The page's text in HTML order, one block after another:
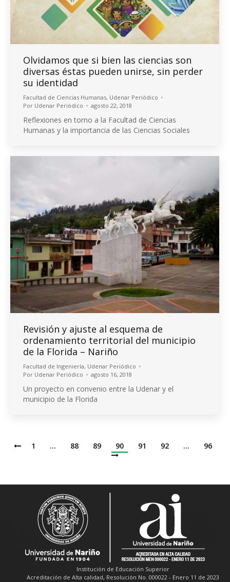
Olvidamos que si bien las ciencias son
diversas éstas pueden unirse, sin perder
su identidad
Facultad de Ciencias Humanas, Udenar Periódico
Por Udenar Periódico agosto 22, 2018
Reflexiones en torno a la Facultad de Ciencias
Humanas y la importancia de las Ciencias Sociales
Revisión y ajuste al esquema de
ordenamiento territorial del municipio
de la Florida – Nariño
Facultad de Ingeniería, Udenar Periódico
Por Udenar Periódico agosto 16, 2018
Un proyecto en convenio entre la Udenar y el
municipio de la Florida
1 … 88 89 90 91 92 … 96
Institución de Educación Superior
Acreditación de Alta calidad, Resolución No. 000022 - Enero 11 de 2023